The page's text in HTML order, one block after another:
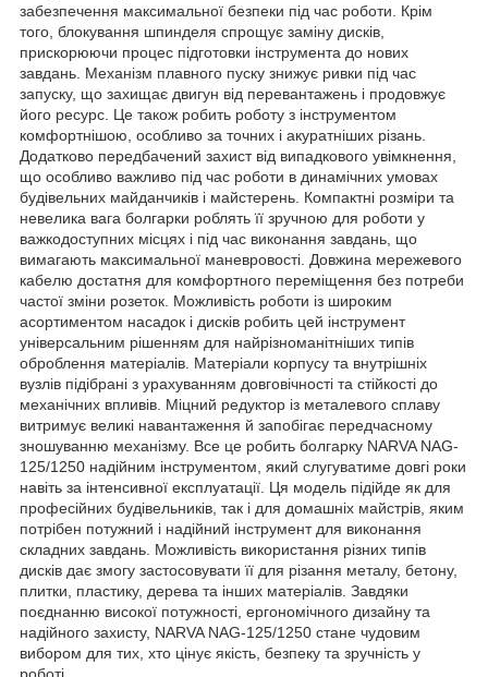
забезпечення максимальної безпеки під час роботи. Крім
того, блокування шпинделя спрощує заміну дисків,
прискорюючи процес підготовки інструмента до нових
завдань. Механізм плавного пуску знижує ривки під час
запуску, що захищає двигун від перевантажень і продовжує
його ресурс. Це також робить роботу з інструментом
комфортнішою, особливо за точних і акуратніших різань.
Додатково передбачений захист від випадкового увімкнення,
що особливо важливо під час роботи в динамічних умовах
будівельних майданчиків і майстерень. Компактні розміри та
невелика вага болгарки роблять її зручною для роботи у
важкодоступних місцях і під час виконання завдань, що
вимагають максимальної маневровості. Довжина мережевого
кабелю достатня для комфортного переміщення без потреби
частої зміни розеток. Можливість роботи із широким
асортиментом насадок і дисків робить цей інструмент
універсальним рішенням для найрізноманітніших типів
оброблення матеріалів. Матеріали корпусу та внутрішніх
вузлів підібрані з урахуванням довговічності та стійкості до
механічних впливів. Міцний редуктор із металевого сплаву
витримує великі навантаження й запобігає передчасному
зношуванню механізму. Все це робить болгарку NARVA NAG-
125/1250 надійним інструментом, який слугуватиме довгі роки
навіть за інтенсивної експлуатації. Ця модель підійде як для
професійних будівельників, так і для домашніх майстрів, яким
потрібен потужний і надійний інструмент для виконання
складних завдань. Можливість використання різних типів
дисків дає змогу застосовувати її для різання металу, бетону,
плитки, пластику, дерева та інших матеріалів. Завдяки
поєднанню високої потужності, ергономічного дизайну та
надійного захисту, NARVA NAG-125/1250 стане чудовим
вибором для тих, хто цінує якість, безпеку та зручність у
роботі.